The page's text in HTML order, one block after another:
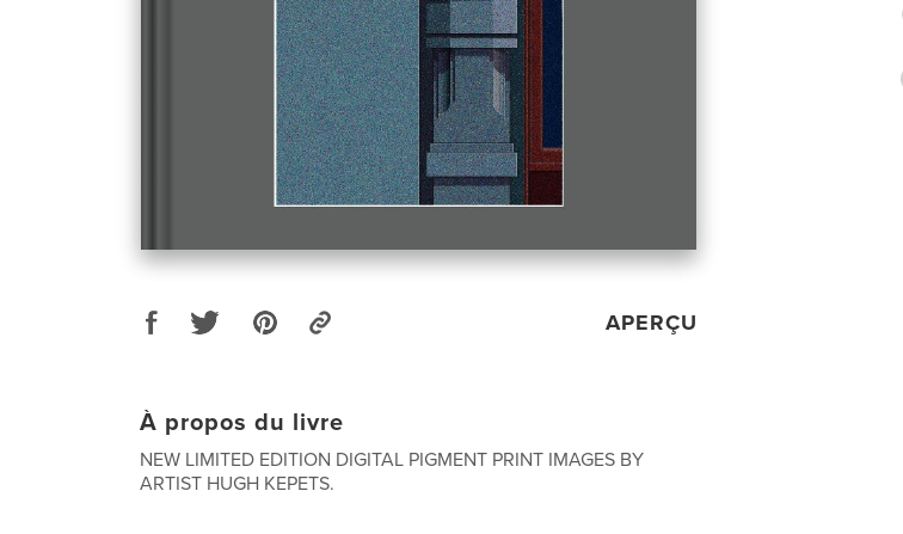
APERÇU
À propos du livre
NEW LIMITED EDITION DIGITAL PIGMENT PRINT IMAGES BY
ARTIST HUGH KEPETS.